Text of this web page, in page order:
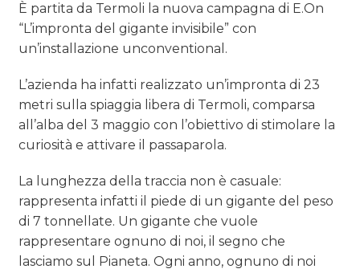
È partita da Termoli la nuova campagna di E.On
“L’impronta del gigante invisibile” con
un’installazione unconventional.
L’azienda ha infatti realizzato un’impronta di 23
metri sulla spiaggia libera di Termoli, comparsa
all’alba del 3 maggio con l’obiettivo di stimolare la
curiosità e attivare il passaparola.
La lunghezza della traccia non è casuale:
rappresenta infatti il piede di un gigante del peso
di 7 tonnellate. Un gigante che vuole
rappresentare ognuno di noi, il segno che
lasciamo sul Pianeta. Ogni anno, ognuno di noi